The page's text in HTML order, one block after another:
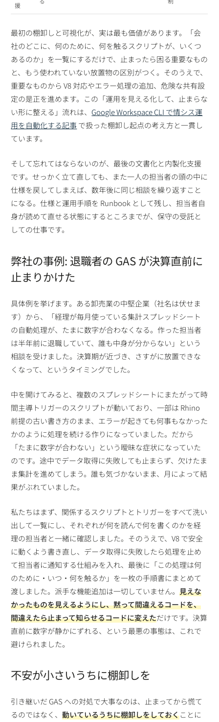
援
最初の棚卸しと可視化が、実は最も価値があります。「会
社のどこに、何のために、何を触るスクリプトが、いくつ
あるのか」を一覧にするだけで、止まったら困る重要なもの
と、もう使われていない放置物の区別がつく。そのうえで、
重要なものから V8 対応やエラー処理の追加、危険な共有設
定の是正を進めます。この「運用を見える化して、止まらな
い形に整える」流れは、 Google Workspace CLI で情シス運
用を自動化する記事で扱った棚卸し起点の考え方と一貫し
ています。
そして忘れてはならないのが、最後の文書化と内製化支援
です。せっかく立て直しても、また一人の担当者の頭の中に
仕様を戻してしまえば、数年後に同じ相談を繰り返すこと
になる。仕様と運用手順を Runbook として残し、担当者自
身が読めて直せる状態にするところまでが、保守の受託と
しての仕事です。
弊社の事例: 退職者の GAS が決算直前に
止まりかけた
具体例を挙げます。ある卸売業の中堅企業（社名は伏せま
す）から、「経理が毎月使っている集計スプレッドシート
の自動処理が、たまに数字が合わなくなる。作った担当者
は半年前に退職していて、誰も中身が分からない」という
相談を受けました。決算期が近づき、さすがに放置できな
くなって、というタイミングでした。
中を開けてみると、複数のスプレッドシートにまたがって時
間主導トリガーのスクリプトが動いており、一部は Rhino
前提の古い書き方のまま、エラーが起きても何事もなかった
かのように処理を続ける作りになっていました。だから
「たまに数字が合わない」という曖昧な症状になっていた
のです。途中でデータ取得に失敗しても止まらず、欠けたま
ま集計を進めてしまう。誰も気づかないまま、月によって結
果がぶれていました。
私たちはまず、関係するスクリプトとトリガーをすべて洗い
出して一覧にし、それぞれが何を読んで何を書くのかを経
理の担当者と一緒に確認しました。そのうえで、V8 で安全
に動くよう書き直し、データ取得に失敗したら処理を止め
て担当者に通知する仕組みを入れ、最後に「この処理は何
のために・いつ・何を触るか」を一枚の手順書にまとめて
渡しました。派手な機能追加は一切していません。見えな
かったものを見えるようにし、黙って間違えるコードを、
間違えたら止まって知らせるコードに変えただけです。決算
直前に数字が静かにずれる、という最悪の事態は、これで
避けられました。
不安が小さいうちに棚卸しを
引き継いだ GAS への対処で大事なのは、止まってから慌て
るのではなく、動いているうちに棚卸しをしておくことに